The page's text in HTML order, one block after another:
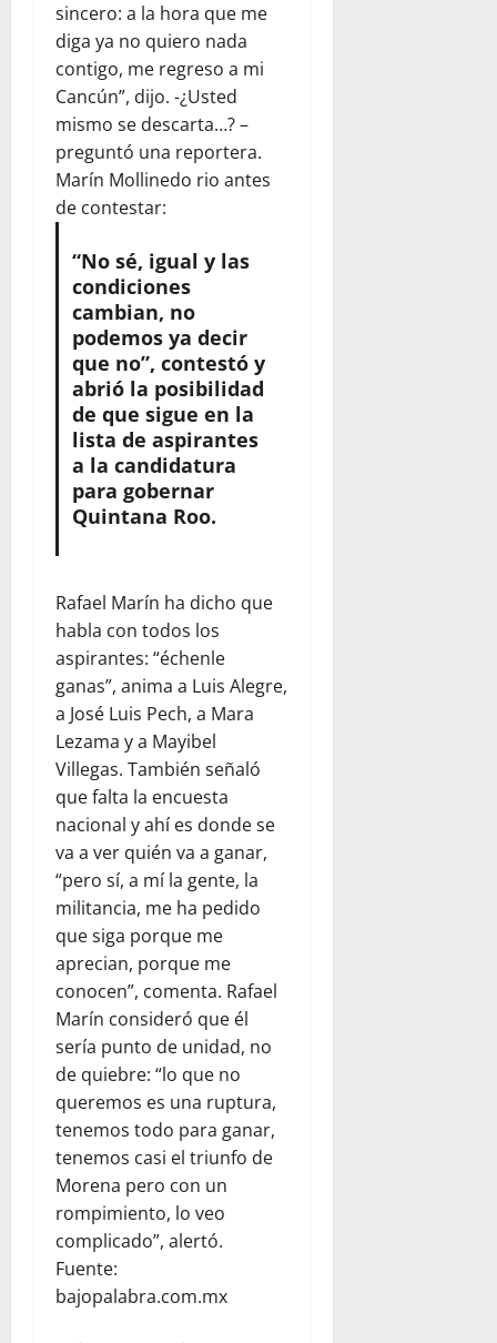
sincero: a la hora que me
diga ya no quiero nada
contigo, me regreso a mi
Cancún”, dijo. -¿Usted
mismo se descarta…? –
preguntó una reportera.
Marín Mollinedo rio antes
de contestar:
“No sé, igual y las
condiciones
cambian, no
podemos ya decir
que no”, contestó y
abrió la posibilidad
de que sigue en la
lista de aspirantes
a la candidatura
para gobernar
Quintana Roo.
Rafael Marín ha dicho que
habla con todos los
aspirantes: “échenle
ganas”, anima a Luis Alegre,
a José Luis Pech, a Mara
Lezama y a Mayibel
Villegas. También señaló
que falta la encuesta
nacional y ahí es donde se
va a ver quién va a ganar,
“pero sí, a mí la gente, la
militancia, me ha pedido
que siga porque me
aprecian, porque me
conocen”, comenta. Rafael
Marín consideró que él
sería punto de unidad, no
de quiebre: “lo que no
queremos es una ruptura,
tenemos todo para ganar,
tenemos casi el triunfo de
Morena pero con un
rompimiento, lo veo
complicado”, alertó.
Fuente:
bajopalabra.com.mx